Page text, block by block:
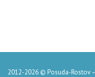
2012-2026 © Posuda-Rostov